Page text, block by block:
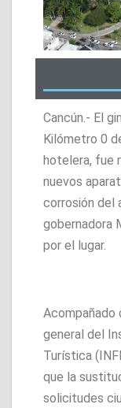
Cancún.- El
Kilómetro 0
hotelera, fue
nuevos
corrosión del
gobernadora
por el lugar.
Acompañado
general del
Turística
que la
solicitudes